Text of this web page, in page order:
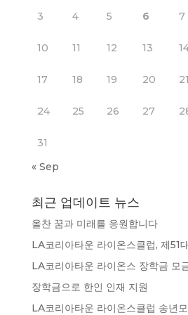
3 4 5 6 7
10 11 12 13
17 18 19 20 21
24 25 26 27
31
« Sep
최근 업데이트 뉴스
올찬 꿈과 미래를 응원합니다
LA코리아타운 라이온스클럽, 제51
LA코리아타운 라이온스 장학금 모
장학금으로 한인 인재 지원
LA코리아타운 라이온스클럽 송년